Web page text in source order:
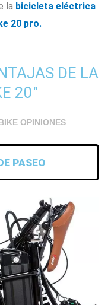
la bicicleta eléctrica
20 pro.
DE LA
20"
OPINIONES
PASEO